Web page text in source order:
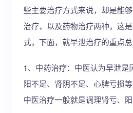
些主要治疗方式来说，却是能
治疗，以及药物治疗两种，这
式，下面，就早泄治疗的重点总
1、中药治疗：中医认为早泄是
阳不足、肾阴不足、心脾亏损
中医治疗一般就是调理肾亏、阳